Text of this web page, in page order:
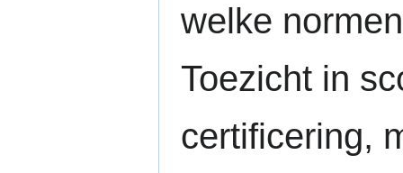
welke
Toezicht in
certificering,